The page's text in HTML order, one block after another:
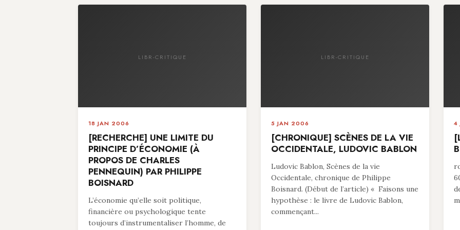
LIBR-CRITIQUE
18 JAN 2006
[RECHERCHE] UNE LIMITE DU
PRINCIPE D’ÉCONOMIE (À
PROPOS DE CHARLES
PENNEQUIN) PAR PHILIPPE
BOISNARD
L’économie qu’elle soit politique,
financière ou psychologique tente
toujours d’instrumentaliser l’homme, de
LIBR-CRITIQUE
5 JAN 2006
[CHRONIQUE] SCÈNES DE LA VIE
OCCIDENTALE, LUDOVIC BABLON
Ludovic Bablon, Scènes de la vie
Occidentale, chronique de Philippe
Boisnard. (Début de l’article) « Faisons une
hypothèse : le livre de Ludovic Bablon,
commençant...
4